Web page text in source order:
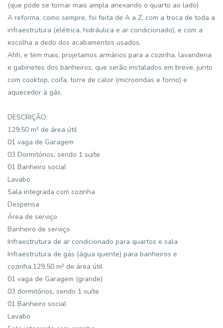
(que pode se tornar mais ampla anexando o quarto ao lado)
A reforma, como sempre, foi feita de A a Z, com a troca de toda a
infraestrutura (elétrica, hidráulica e ar condicionado), e com a
escolha a dedo dos acabamentos usados.
Ahh, e tem mais, projetamos armários para a cozinha, lavanderia
e gabinetes dos banheiros, que serão instalados em breve, junto
com cooktop, coifa, torre de calor (microondas e forno) e
aquecedor à gás.
DESCRIÇÃO:
129,50 m² de área útil
01 vaga de Garagem
03 Dormitórios, sendo 1 suíte
01 Banheiro social
Lavabo
Sala integrada com cozinha
Despensa
Área de serviço
Banheiro de serviço
Infraestrutura de ar condicionado para quartos e sala
Infraestrutura de gás (água quente) para banheiros e
cozinha.129,50 m² de área útil
01 vaga de Garagem (grande)
03 dormitórios, sendo 1 suíte
01 Banheiro social
Lavabo